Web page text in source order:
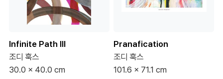
Infinite Path Ⅲ
조디 훅스
30.0 x 40.0 cm
Pranafication
조디 훅스
101.6 x 71.1 cm